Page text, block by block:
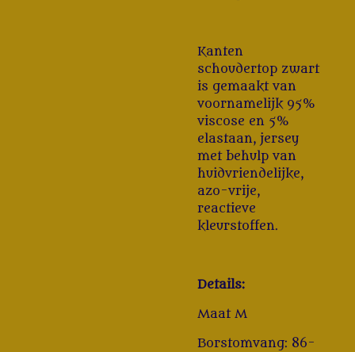
Kanten
schoudertop zwart
is gemaakt van
voornamelijk 95%
viscose en 5%
elastaan, jersey
met behulp van
huidvriendelijke,
azo-vrije,
reactieve
kleurstoffen.
Details:
Maat M
Borstomvang: 86-